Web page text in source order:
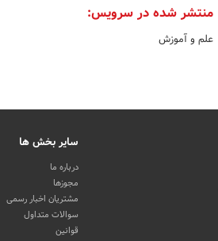
منتشر شده در سرویس:
علم و آموزش
سایر بخش ها
درباره ما
مجوزها
مشتریان اخبار رسمی
سوالات متداول
قوانین